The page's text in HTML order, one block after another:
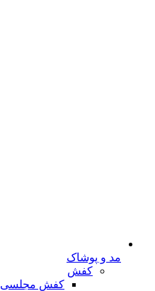
مد و پوشاک
کفش
کفش مجلسی